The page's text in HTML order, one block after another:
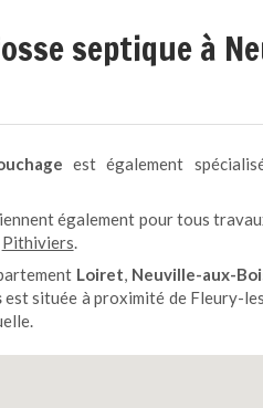
septique à
est également
également pour tous
Pithiviers.
Loiret, Neuville-aux-
est située à proximité de Fleury-